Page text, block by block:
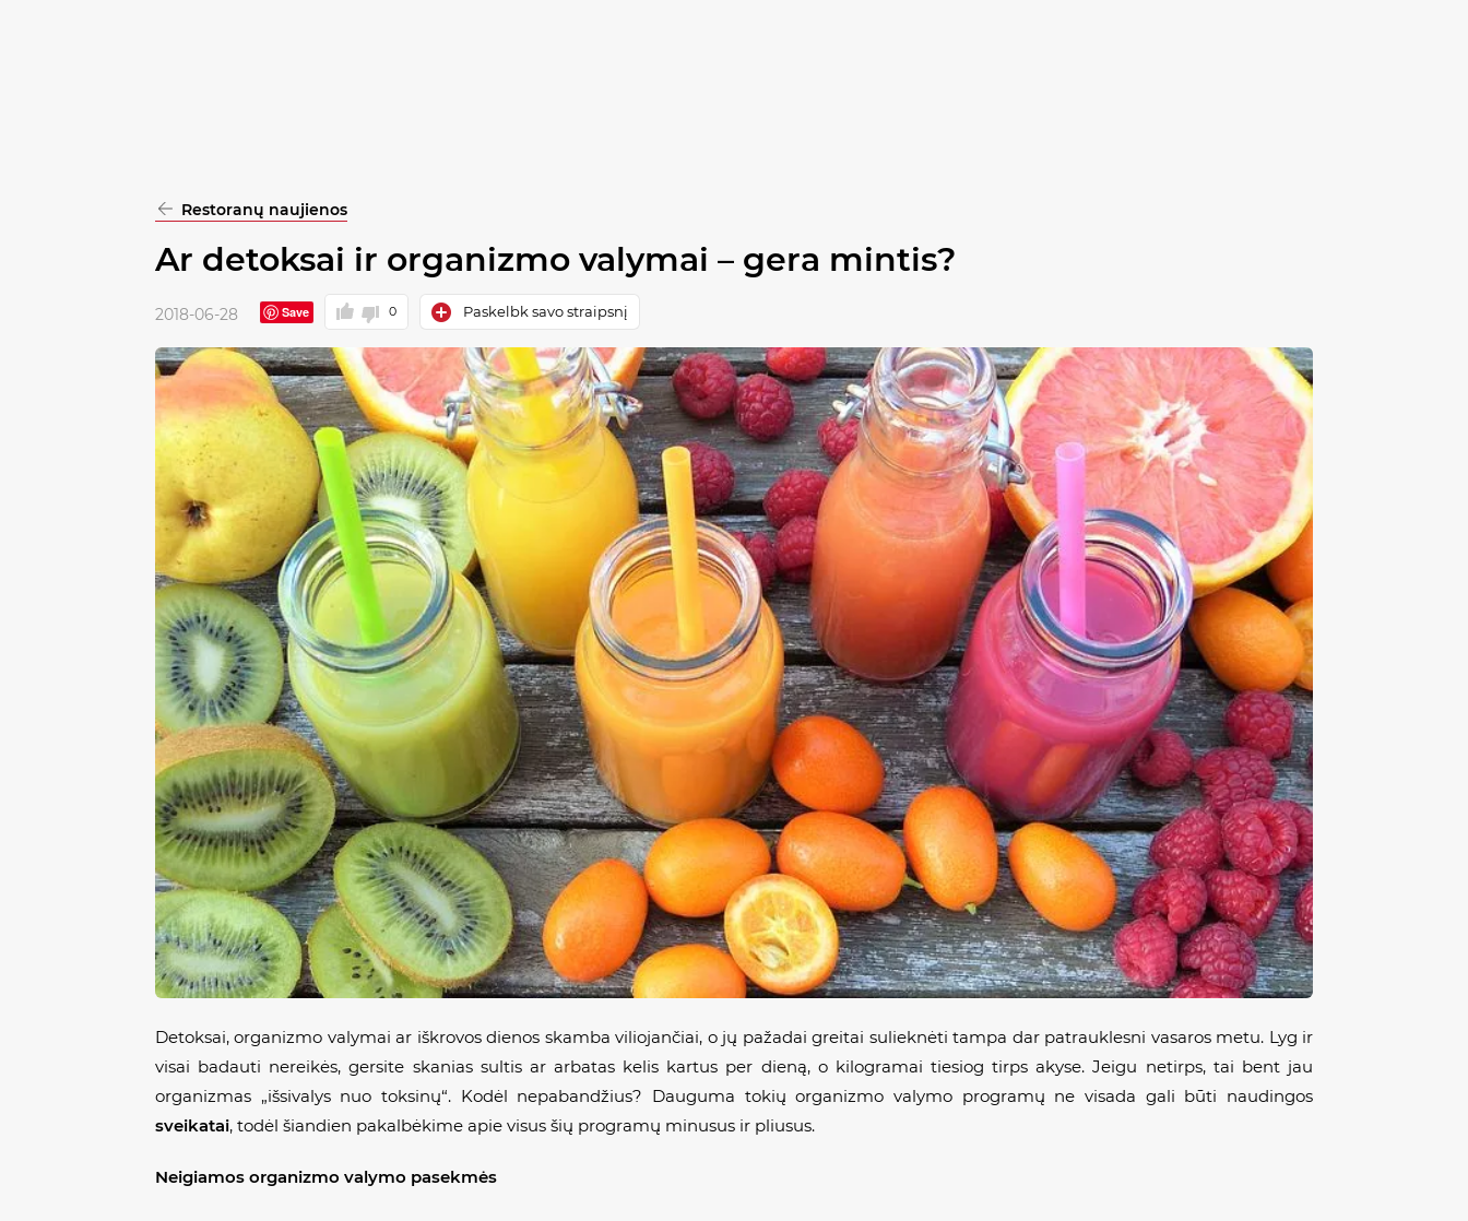
Restoranų naujienos
Ar detoksai ir organizmo valymai – gera mintis?
2018-06-28 Save 0 Paskelbk savo straipsnį
Detoksai, organizmo valymai ar iškrovos dienos skamba viliojančiai, o jų pažadai greitai sulieknėti tampa dar patrauklesni vasaros metu. Lyg ir
visai badauti nereikės, gersite skanias sultis ar arbatas kelis kartus per dieną, o kilogramai tiesiog tirps akyse. Jeigu netirps, tai bent jau
organizmas „išsivalys nuo toksinų“. Kodėl nepabandžius? Dauguma tokių organizmo valymo programų ne visada gali būti naudingos
sveikatai, todėl šiandien pakalbėkime apie visus šių programų minusus ir pliusus.
Neigiamos organizmo valymo pasekmės